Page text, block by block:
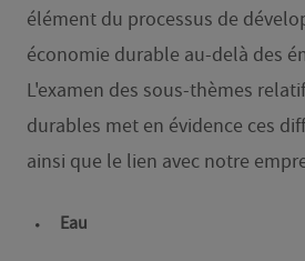
élément du processus de
économie durable au-delà des
L'examen des sous-thèmes
durables met en évidence ces
ainsi que le lien avec notre
Eau